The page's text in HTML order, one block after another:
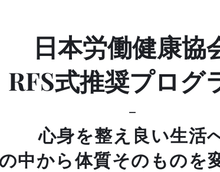
日本労働健康協
​RFS式推奨プログ
-​
心身を整え良い生活
中から体質そのものを